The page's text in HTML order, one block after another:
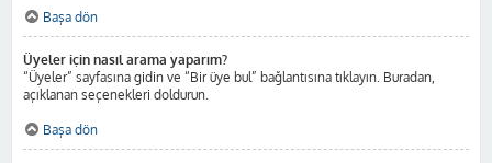
Başa dön
Üyeler için nasıl arama yaparım?
“Üyeler” sayfasına gidin ve “Bir üye bul” bağlantısına tıklayın. Buradan,
açıklanan seçenekleri doldurun.
Başa dön